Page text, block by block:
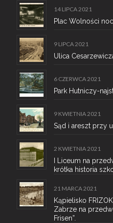
14 LIPCA 2021
Plac Wolności
9 LIPCA 2021
Ulica
6 CZERWCA 2021
Park Hutniczy-
9 KWIETNIA 2021
Sąd i areszt przy
2 KWIETNIA 2021
I Liceum na
krótka historia
21 MARCA 2021
Kąpielisko
Zabrze na
Frisen”.